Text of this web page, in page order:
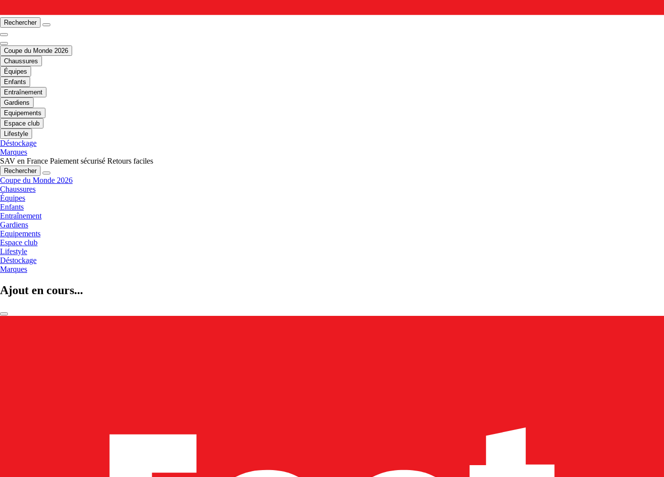
Rechercher
Coupe du Monde 2026
Chaussures
Équipes
Enfants
Entraînement
Gardiens
Equipements
Espace club
Lifestyle
Déstockage
Marques
SAV en France Paiement sécurisé Retours faciles
Rechercher
Coupe du Monde 2026
Chaussures
Équipes
Enfants
Entraînement
Gardiens
Equipements
Espace club
Lifestyle
Déstockage
Marques
Ajout en cours...